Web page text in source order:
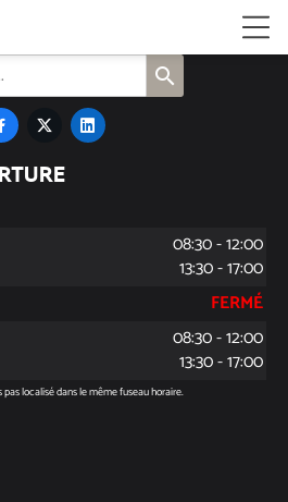
search
 
08:30 - 12:00
13:30 - 17:00
FERMÉ
08:30 - 12:00
13:30 - 17:00
localisé dans le même fuseau horaire.